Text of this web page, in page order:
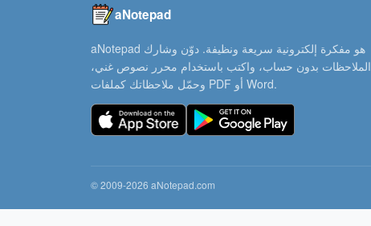
aNotepad
aNotepad هو مفكرة إلكترونية سريعة ونظيفة. دوّن وشارك
الملاحظات بدون حساب، واكتب باستخدام محرر نصوص غني،
وحمّل ملاحظاتك كملفات PDF أو Word.
© 2009-2026 aNotepad.com